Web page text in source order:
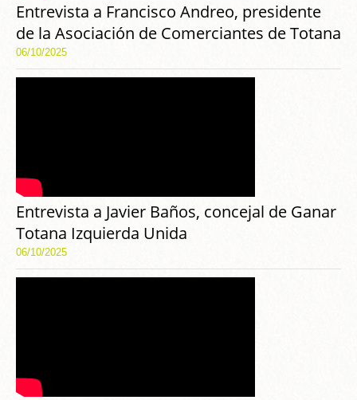
Entrevista a Francisco Andreo, presidente
de la Asociación de Comerciantes de Totana
06/10/2025
Entrevista a Javier Baños, concejal de Ganar
Totana Izquierda Unida
06/10/2025